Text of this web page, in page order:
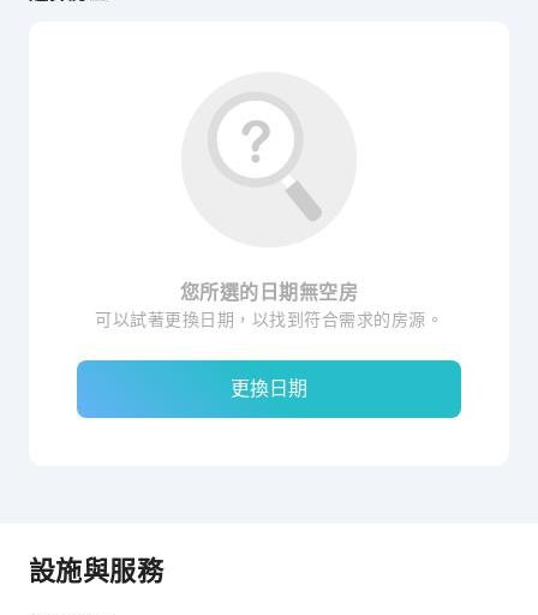
您所選的日期無空房
可以試著更換日期，以找到符合需求的房源。
更換日期
設施與服務